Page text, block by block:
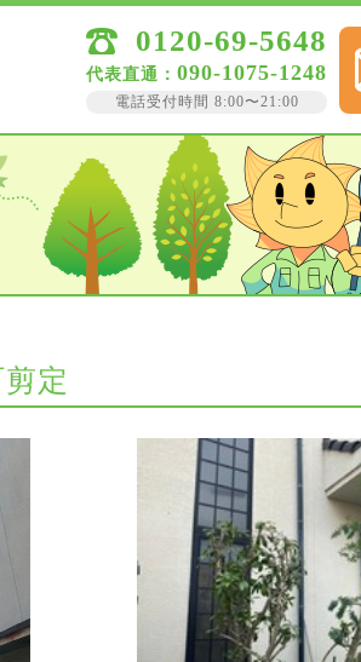
0120-69-5648
代表直通： 090-1075-1248
電話受付時間 8:00〜21:00
定